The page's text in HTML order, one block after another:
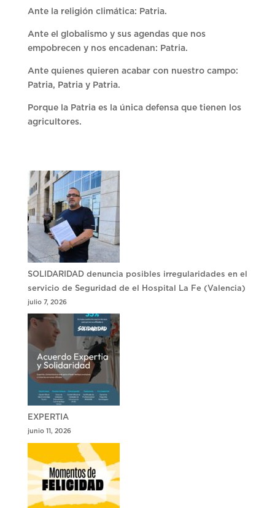
Ante la religión climática: Patria.
Ante el globalismo y sus agendas que nos
empobrecen y nos encadenan: Patria.
Ante quienes quieren acabar con nuestro campo:
Patria, Patria y Patria.
Porque la Patria es la única defensa que tienen los
agricultores.
SOLIDARIDAD denuncia posibles irregularidades en el
servicio de Seguridad de el Hospital La Fe (Valencia)
julio 7, 2026
EXPERTIA
junio 11, 2026